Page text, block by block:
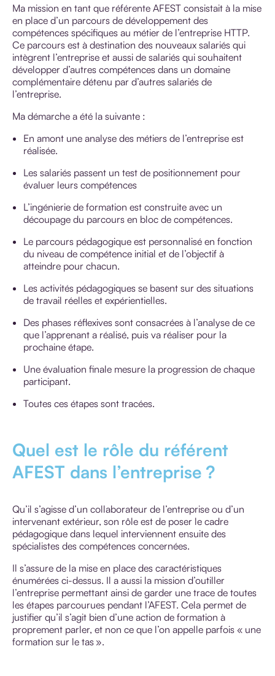
Ma mission en tant que référente AFEST consistait à la mise
en place d’un parcours de développement des
compétences spécifiques au métier de l’entreprise HTTP.
Ce parcours est à destination des nouveaux salariés qui
intègrent l’entreprise et aussi de salariés qui souhaitent
développer d’autres compétences dans un domaine
complémentaire détenu par d’autres salariés de
l’entreprise.
Ma démarche a été la suivante :
En amont une analyse des métiers de l’entreprise est
réalisée.
Les salariés passent un test de positionnement pour
évaluer leurs compétences
L’ingénierie de formation est construite avec un
découpage du parcours en bloc de compétences.
Le parcours pédagogique est personnalisé en fonction
du niveau de compétence initial et de l’objectif à
atteindre pour chacun.
Les activités pédagogiques se basent sur des situations
de travail réelles et expérientielles.
Des phases réflexives sont consacrées à l’analyse de ce
que l’apprenant a réalisé, puis va réaliser pour la
prochaine étape.
Une évaluation finale mesure la progression de chaque
participant.
Toutes ces étapes sont tracées.
Quel est le rôle du référent
AFEST dans l’entreprise ?
Qu’il s’agisse d’un collaborateur de l’entreprise ou d’un
intervenant extérieur, son rôle est de poser le cadre
pédagogique dans lequel interviennent ensuite des
spécialistes des compétences concernées.
Il s’assure de la mise en place des caractéristiques
énumérées ci-dessus. Il a aussi la mission d’outiller
l’entreprise permettant ainsi de garder une trace de toutes
les étapes parcourues pendant l’AFEST. Cela permet de
justifier qu’il s’agit bien d’une action de formation à
proprement parler, et non ce que l’on appelle parfois « une
formation sur le tas ».